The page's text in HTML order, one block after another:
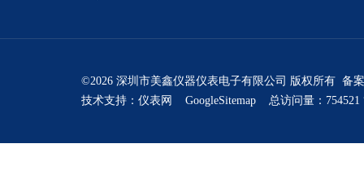
©2026 深圳市美鑫仪器仪表电子有限公司 版权所有 备
技术支持： 仪表网 GoogleSitemap 总访问量：754521